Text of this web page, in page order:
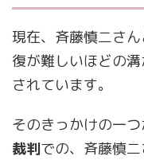
現在、斉藤慎二さ
復が難しいほどの
されています。
そのきっかけの一
裁判での、斉藤慎二